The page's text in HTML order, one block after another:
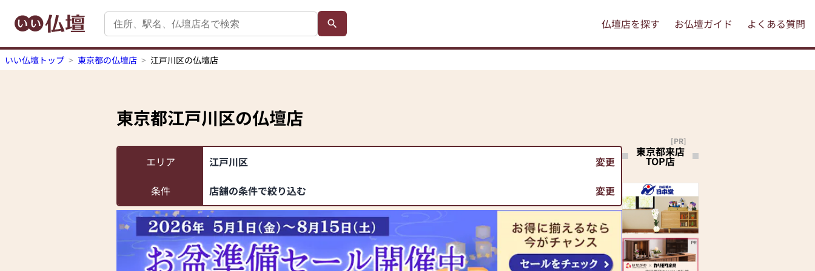
仏壇店を探す お仏壇ガイド よくある質問
いい仏壇トップ 東京都の仏壇店 江戸川区の仏壇店
東京都江戸川区の仏壇店
エリア 江戸川区 変更
条件 店舗の条件で絞り込む 変更
東京都来店
TOP店
[PR]